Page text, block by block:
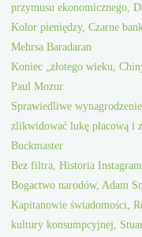
przymusu ekonomicznego,
Kolor pieniędzy, Czarne
Mehrsa Baradaran
Koniec „złotego wieku,
Paul Mozur
Sprawiedliwe
zlikwidować lukę płacową i
Buckmaster
Bez filtra, Historia
Bogactwo narodów, Adam
Kapitanowie świadomości,
kultury konsumpcyjnej,